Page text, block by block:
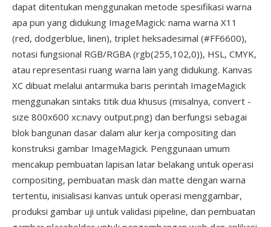
dapat ditentukan menggunakan metode spesifikasi warna
apa pun yang didukung ImageMagick: nama warna X11
(red, dodgerblue, linen), triplet heksadesimal (#FF6600),
notasi fungsional RGB/RGBA (rgb(255,102,0)), HSL, CMYK,
atau representasi ruang warna lain yang didukung. Kanvas
XC dibuat melalui antarmuka baris perintah ImageMagick
menggunakan sintaks titik dua khusus (misalnya, convert -
size 800x600 xc:navy output.png) dan berfungsi sebagai
blok bangunan dasar dalam alur kerja compositing dan
konstruksi gambar ImageMagick. Penggunaan umum
mencakup pembuatan lapisan latar belakang untuk operasi
compositing, pembuatan mask dan matte dengan warna
tertentu, inisialisasi kanvas untuk operasi menggambar,
produksi gambar uji untuk validasi pipeline, dan pembuatan